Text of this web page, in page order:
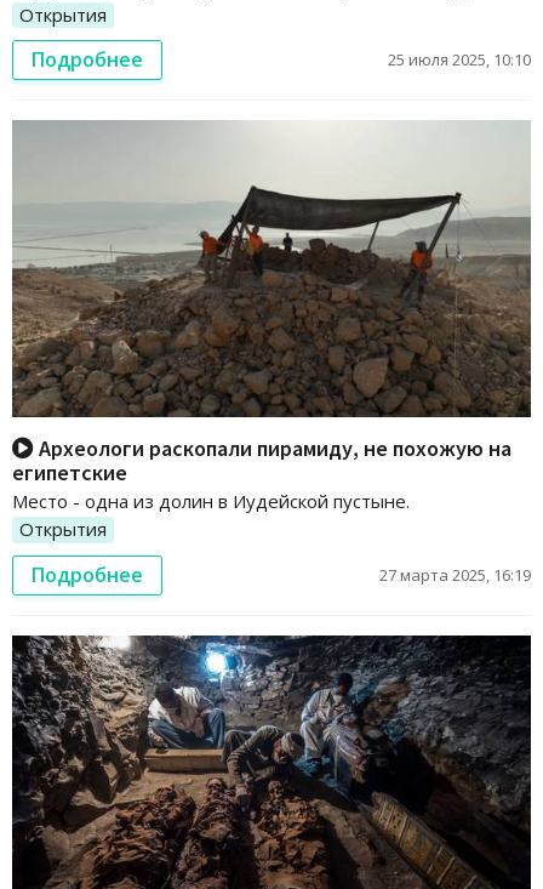
Открытия
Подробнее 25 июля 2025, 10:10
Археологи раскопали пирамиду, не похожую на
египетские
Место - одна из долин в Иудейской пустыне.
Открытия
Подробнее 27 марта 2025, 16:19